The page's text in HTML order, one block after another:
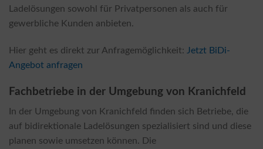
Ladelösungen sowohl für Privatpersonen als auch für
gewerbliche Kunden anbieten.
Hier geht es direkt zur Anfragemöglichkeit: Jetzt BiDi-
Angebot anfragen
Fachbetriebe in der Umgebung von Kranichfeld
In der Umgebung von Kranichfeld finden sich Betriebe, die
auf bidirektionale Ladelösungen spezialisiert sind und diese
planen sowie umsetzen können. Die